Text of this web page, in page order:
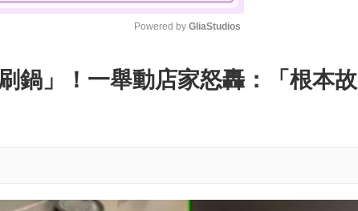
M
u
Powered by GliaStudios
鍋」！一舉動店家怒轟：「根本故